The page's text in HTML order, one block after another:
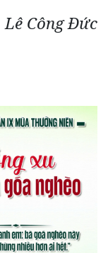
Công Đức